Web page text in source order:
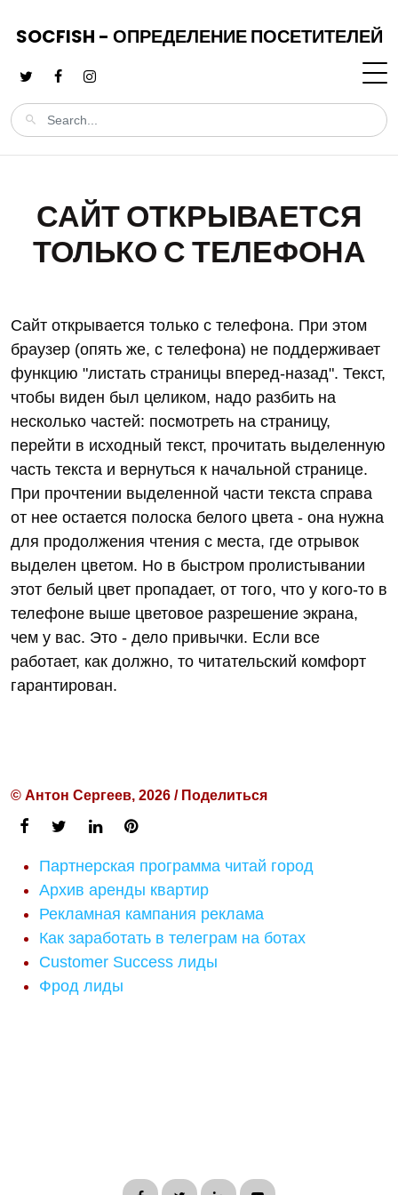
SOCFISH - ОПРЕДЕЛЕНИЕ ПОСЕТИТЕЛЕЙ
САЙТ ОТКРЫВАЕТСЯ
ТОЛЬКО С ТЕЛЕФОНА
Сайт открывается только с телефона. При этом
браузер (опять же, с телефона) не поддерживает
функцию "листать страницы вперед-назад". Текст,
чтобы виден был целиком, надо разбить на
несколько частей: посмотреть на страницу,
перейти в исходный текст, прочитать выделенную
часть текста и вернуться к начальной странице.
При прочтении выделенной части текста справа
от нее остается полоска белого цвета - она нужна
для продолжения чтения с места, где отрывок
выделен цветом. Но в быстром пролистывании
этот белый цвет пропадает, от того, что у кого-то в
телефоне выше цветовое разрешение экрана,
чем у вас. Это - дело привычки. Если все
работает, как должно, то читательский комфорт
гарантирован.
© Антон Сергеев, 2026 / Поделиться
Партнерская программа читай город
Архив аренды квартир
Рекламная кампания реклама
Как заработать в телеграм на ботах
Customer Success лиды
Фрод лиды